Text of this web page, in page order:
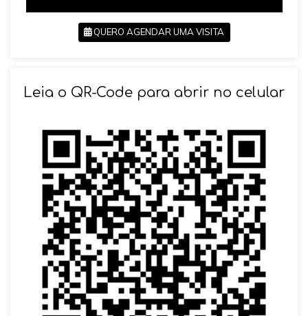
QUERO AGENDAR UMA VISITA
Leia o QR-Code para abrir no celular